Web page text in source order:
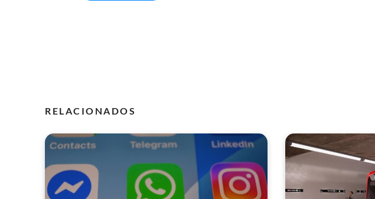
RELACIONADOS